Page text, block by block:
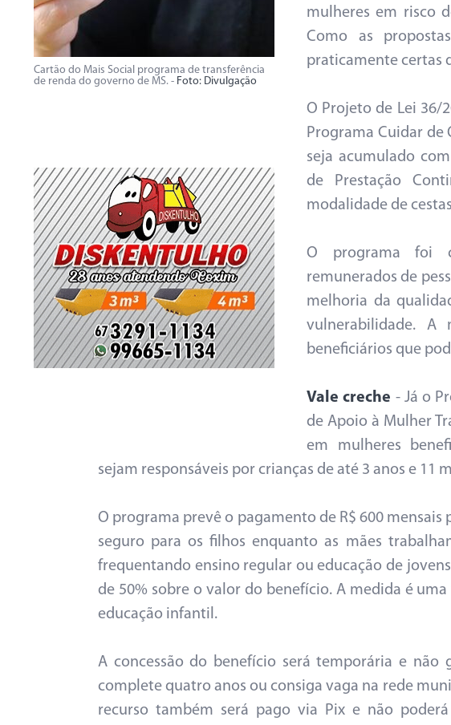
Cartão do Mais Social programa de transferência
de renda do governo de MS. - Foto: Divulgação
mulheres em risco
Como as
praticamente certas
O Projeto de Lei 36/
Programa Cuidar de
seja acumulado
de Prestação
modalidade de
O programa foi
remunerados de
melhoria da
vulnerabilidade.
beneficiários que
Vale creche - Já o
de Apoio à Mulher
em mulheres
sejam responsáveis por crianças de até 3 anos e 11
O programa prevê o pagamento de R$ 600
seguro para os filhos enquanto as mães
frequentando ensino regular ou educação de
de 50% sobre o valor do benefício. A medida é
educação infantil.
A concessão do benefício será temporária e não
complete quatro anos ou consiga vaga na rede
recurso também será pago via Pix e não